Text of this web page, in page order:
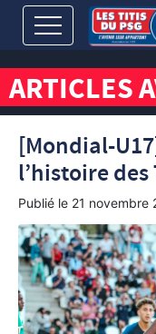
ARTICLES
[Mondial-
l’histoire
Publié le 21 novembre